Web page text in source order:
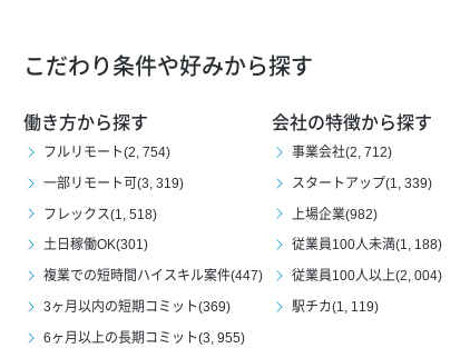
こだわり条件や好みから探す
働き方から探す
フルリモート(2, 754)
一部リモート可(3, 319)
フレックス(1, 518)
土日稼働OK(301)
複業での短時間ハイスキル案件(447)
3ヶ月以内の短期コミット(369)
6ヶ月以上の長期コミット(3, 955)
会社の特徴から探す
事業会社(2, 712)
スタートアップ(1, 339)
上場企業(982)
従業員100人未満(1, 188)
従業員100人以上(2, 004)
駅チカ(1, 119)